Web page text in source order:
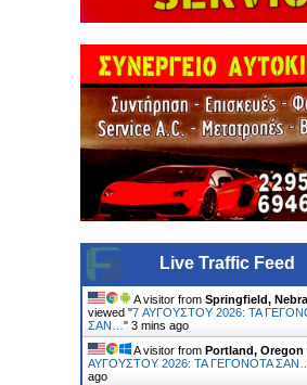
Live Traffic Feed
A visitor from Springfield,
viewed "7 ΑΥΓΟΥΣΤΟΥ 2026: ΤΑ
ΣΑΝ… " 3 mins ago
A visitor from Portland, Oregon
ΑΥΓΟΥΣΤΟΥ 2026: ΤΑ ΓΕΓΟΝΟΤΑ ΣΑΝ…
ago